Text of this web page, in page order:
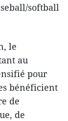
softball
le
au
pour
bénéficient
de
de